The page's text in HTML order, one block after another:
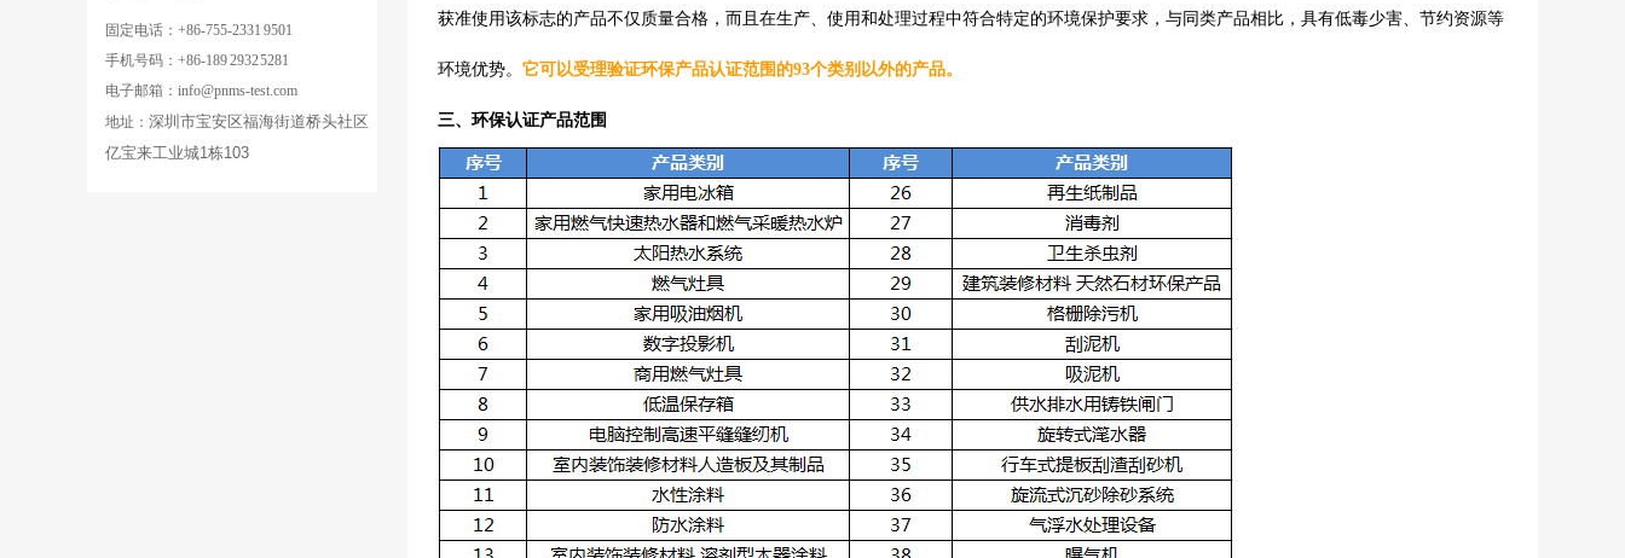
固定电话：+86-755-2331 9501
手机号码：+86-189 2932 5281
电子邮箱：info@pnms-test.com
地址： 深圳市宝安区福海街道桥头社区
亿宝来工业城1栋103
获准使用该标志的产品不仅质量合格，而且在生产、使用和处理过程中符合特定的环境保护要求，与同类产品相比，具有低毒少害、节约资源等
环境优势。 它可以受理验证环保产品认证范围的93个类别以外的产品。
三、环保认证产品范围